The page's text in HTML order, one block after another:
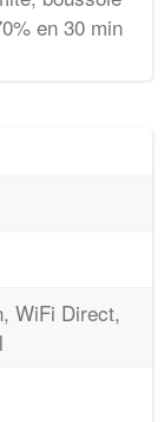
en 30 min
WiFi Direct,